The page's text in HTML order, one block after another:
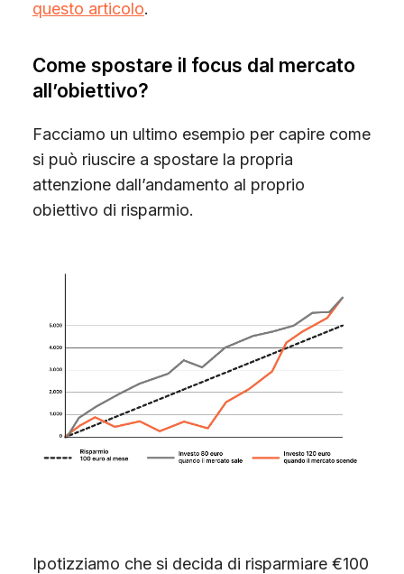
questo articolo.
Come spostare il focus dal mercato
all’obiettivo?
Facciamo un ultimo esempio per capire come
si può riuscire a spostare la propria
attenzione dall’andamento al proprio
obiettivo di risparmio.
Ipotizziamo che si decida di risparmiare €100